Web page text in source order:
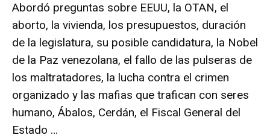
Abordó preguntas sobre EEUU, la OTAN, el
aborto, la vivienda, los presupuestos, duración
de la legislatura, su posible candidatura, la Nobel
de la Paz venezolana, el fallo de las pulseras de
los maltratadores, la lucha contra el crimen
organizado y las mafias que trafican con seres
humano, Ábalos, Cerdán, el Fiscal General del
Estado …